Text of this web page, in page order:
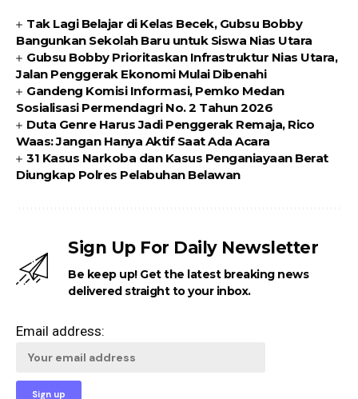
Tak Lagi Belajar di Kelas Becek, Gubsu Bobby
Bangunkan Sekolah Baru untuk Siswa Nias Utara
Gubsu Bobby Prioritaskan Infrastruktur Nias Utara,
Jalan Penggerak Ekonomi Mulai Dibenahi
Gandeng Komisi Informasi, Pemko Medan
Sosialisasi Permendagri No. 2 Tahun 2026
Duta Genre Harus Jadi Penggerak Remaja, Rico
Waas: Jangan Hanya Aktif Saat Ada Acara
31 Kasus Narkoba dan Kasus Penganiayaan Berat
Diungkap Polres Pelabuhan Belawan
Sign Up For Daily Newsletter
Be keep up! Get the latest breaking news
delivered straight to your inbox.
Email address: